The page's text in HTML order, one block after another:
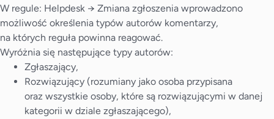
W regule: Helpdesk → Zmiana zgłoszenia wprowadzono
możliwość określenia typów autorów komentarzy,
na których reguła powinna reagować.
Wyróżnia się następujące typy autorów:
Zgłaszający,
Rozwiązujący (rozumiany jako osoba przypisana
oraz wszystkie osoby, które są rozwiązującymi w danej
kategorii w dziale zgłaszającego),